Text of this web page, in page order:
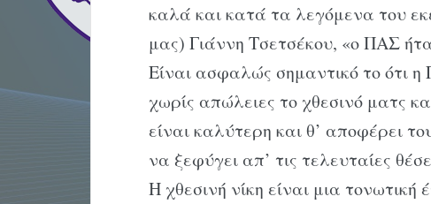
καλά και κατά τα λεγόμενα του
μας) Γιάννη Τσετσέκου, «ο ΠΑΣ
Είναι ασφαλώς σημαντικό το ότι
χωρίς απώλειες το χθεσινό ματς
είναι καλύτερη και θ’ αποφέρει
να ξεφύγει απ’ τις τελευταίες
Η χθεσινή νίκη είναι μια